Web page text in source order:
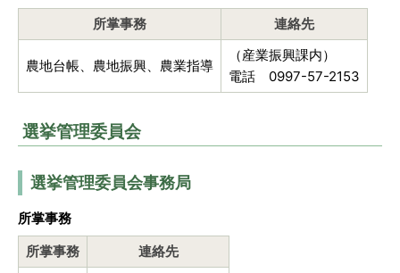
所掌事務
連絡先
農地台帳、農地振興、農業指導
（産業振興課内）
電話 0997-57-2153
選挙管理委員会
選挙管理委員会事務局
所掌事務
所掌事務
連絡先